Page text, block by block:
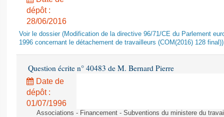
dépôt :
28/06/2016
Voir le dossier (Modification de la directive 96/71/CE du Parlement
1996 concernant le détachement de travailleurs (COM(2016) 128 final))
Question écrite n° 40483 de M. Bernard Pierre
Date de
dépôt :
01/07/1996
Associations - Financement - Subventions du ministere du